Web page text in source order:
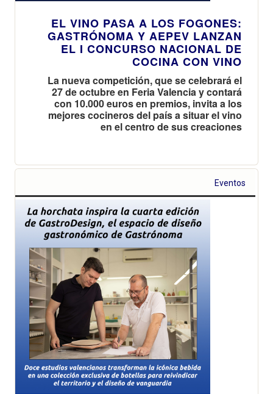
EL VINO PASA A LOS FOGONES:
GASTRÓNOMA Y AEPEV LANZAN
EL I CONCURSO NACIONAL DE
COCINA CON VINO
La nueva competición, que se celebrará el
27 de octubre en Feria Valencia y contará
con 10.000 euros en premios, invita a los
mejores cocineros del país a situar el vino
en el centro de sus creaciones
Eventos